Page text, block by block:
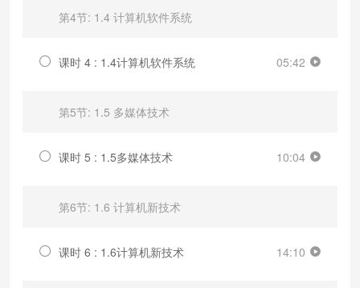
第4节: 1.4 计算机软件系统
课时 4 : 1.4计算机软件系统 05:42
第5节: 1.5 多媒体技术
课时 5 : 1.5多媒体技术 10:04
第6节: 1.6 计算机新技术
课时 6 : 1.6计算机新技术 14:10